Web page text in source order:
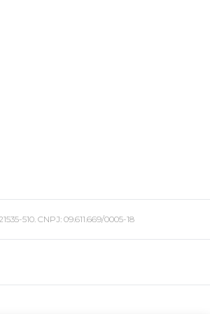
510. CNPJ: 09.611.669/0005-18